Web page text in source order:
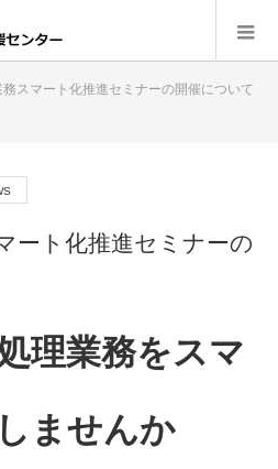
務スマート化推進セミナーの開催について
ート化推進セミナーの
理業務をスマ
ませんか